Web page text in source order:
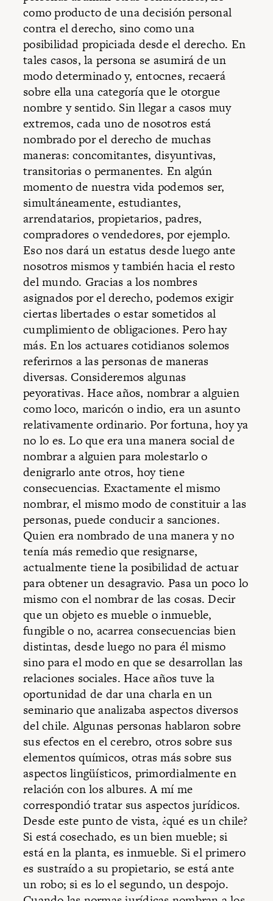
como producto de una decisión personal
contra el derecho, sino como una
posibilidad propiciada desde el derecho. En
tales casos, la persona se asumirá de un
modo determinado y, entocnes, recaerá
sobre ella una categoría que le otorgue
nombre y sentido. Sin llegar a casos muy
extremos, cada uno de nosotros está
nombrado por el derecho de muchas
maneras: concomitantes, disyuntivas,
transitorias o permanentes. En algún
momento de nuestra vida podemos ser,
simultáneamente, estudiantes,
arrendatarios, propietarios, padres,
compradores o vendedores, por ejemplo.
Eso nos dará un estatus desde luego ante
nosotros mismos y también hacia el resto
del mundo. Gracias a los nombres
asignados por el derecho, podemos exigir
ciertas libertades o estar sometidos al
cumplimiento de obligaciones. Pero hay
más. En los actuares cotidianos solemos
referirnos a las personas de maneras
diversas. Consideremos algunas
peyorativas. Hace años, nombrar a alguien
como loco, maricón o indio, era un asunto
relativamente ordinario. Por fortuna, hoy ya
no lo es. Lo que era una manera social de
nombrar a alguien para molestarlo o
denigrarlo ante otros, hoy tiene
consecuencias. Exactamente el mismo
nombrar, el mismo modo de constituir a las
personas, puede conducir a sanciones.
Quien era nombrado de una manera y no
tenía más remedio que resignarse,
actualmente tiene la posibilidad de actuar
para obtener un desagravio. Pasa un poco lo
mismo con el nombrar de las cosas. Decir
que un objeto es mueble o inmueble,
fungible o no, acarrea consecuencias bien
distintas, desde luego no para él mismo
sino para el modo en que se desarrollan las
relaciones sociales. Hace años tuve la
oportunidad de dar una charla en un
seminario que analizaba aspectos diversos
del chile. Algunas personas hablaron sobre
sus efectos en el cerebro, otros sobre sus
elementos químicos, otras más sobre sus
aspectos lingüísticos, primordialmente en
relación con los albures. A mí me
correspondió tratar sus aspectos jurídicos.
Desde este punto de vista, ¿qué es un chile?
Si está cosechado, es un bien mueble; si
está en la planta, es inmueble. Si el primero
es sustraído a su propietario, se está ante
un robo; si es lo el segundo, un despojo.